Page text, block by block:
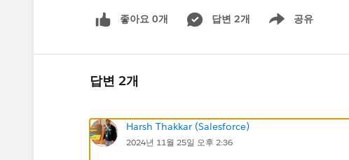
좋아요 0개 답변 2개 공유
Show menu
답변 2개
Harsh Thakkar (Salesforce)
2024년 11월 25일 오후 2:36